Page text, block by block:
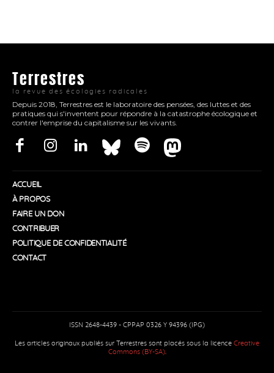
Terrestres
la revue des écologies radicales
Depuis 2018, Terrestres est le laboratoire des pensées, des luttes et des
pratiques qui s'inventent pour répondre à la catastrophe écologique et
contrer l'emprise du capitalisme sur les vivants.
ACCUEIL
À PROPOS
FAIRE UN DON
CONTRIBUER
POLITIQUE DE CONFIDENTIALITÉ
CONTACT
ISSN 2648-4439 - CPPAP 0326 Y 94396 (IPG)
Les articles originaux publiés sur Terrestres sont placés sous la licence Creative
Commons (BY-SA).